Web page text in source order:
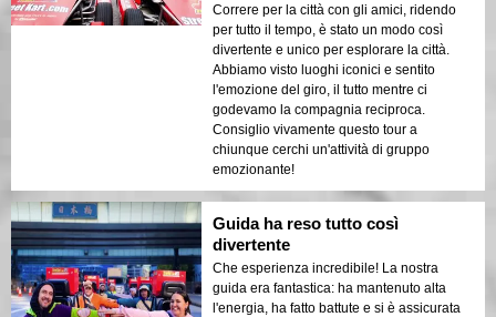
Correre per la città con gli amici, ridendo
per tutto il tempo, è stato un modo così
divertente e unico per esplorare la città.
Abbiamo visto luoghi iconici e sentito
l'emozione del giro, il tutto mentre ci
godevamo la compagnia reciproca.
Consiglio vivamente questo tour a
chiunque cerchi un'attività di gruppo
emozionante!
Guida ha reso tutto così
divertente
Che esperienza incredibile! La nostra
guida era fantastica: ha mantenuto alta
l'energia, ha fatto battute e si è assicurata